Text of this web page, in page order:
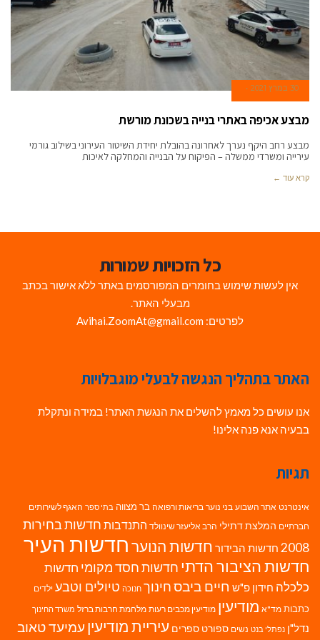
30 במרץ 2021
מבצע אכיפה באתרי בנייה בשכונת מורשת
מבצע רחב היקף נערך לאחרונה בהובלת יחידת השיטור העירוני בשילוב גורמי
עירייה ומשרדי ממשלה – הפיקוח על הבנייה והמחלקה לאיכות
קרא עוד ←
כל הזכויות שמורות
אין לעשות שימוש בחומרים המפורסמים באתר ללא אישור בכתב
מבעלי האתר.
לפרטים: Avihai.ZoomAt@gmail.com
האתר בתהליך הנגשה לבעלי מוגבלויות
אנו עושים כל מאמץ להשלים את הנגשת האתר! במידה ונתקלת
בבעיה אנא פנה אלינו!
תגיות
אינטרנט אתר השבוע בני נוער בריאות ורפואה בר מצווה בתי ספר האגף לשירותים
חברתיים המלצת דתילי הרב אליעזר שינוולד התנדבות חדשות בחירות
2008 חדשות הבידור חדשות הנוערחדשות העיר
חדשות הציבור הדתי חדשות חסד מקומי חדשות
כלכלה חידון פ"ש חיים ביבסחינוך חנוכה טיולים וטבע ילדים
כתבות מד"א מודיעין מודיעין מכבים רעות מלחמת חרבות ברזל משרד החינוך
נדל"ן נפתלי בנט נשים ספורט ספרים עיריית מודיעין עמיעד טאוב